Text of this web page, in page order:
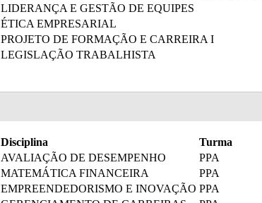
LIDERANÇA E GESTÃO DE EQUIPES
ÉTICA EMPRESARIAL
PROJETO DE FORMAÇÃO E CARREIRA I
LEGISLAÇÃO TRABALHISTA
Disciplina
Turma
AVALIAÇÃO DE DESEMPENHO
PPA
MATEMÁTICA FINANCEIRA
PPA
EMPREENDEDORISMO E INOVAÇÃO PPA